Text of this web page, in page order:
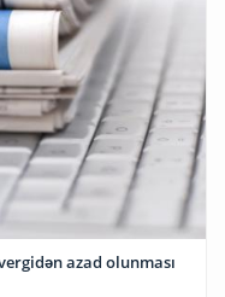
azad olunması